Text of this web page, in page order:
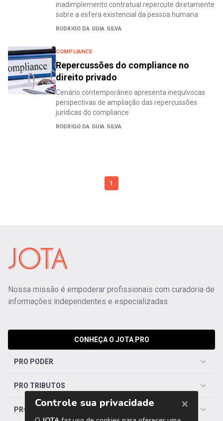
inadimplemento contratual repercute diretamente
sobre a esfera existencial da pessoa humana
RODRIGO DA GUIA SILVA
COMPLIANCE
Repercussões do compliance no
direito privado
Cenário contemporâneo apresenta inequívocas
perspectivas de ampliação das repercussões
jurídicas do compliance
RODRIGO DA GUIA SILVA
1
Nossa missão é empoderar profissionais com curadoria de
informações independentes e especializadas.
CONHEÇA O JOTA PRO
PRO PODER
PRO TRIBUTOS
PRO TRABALHISTA